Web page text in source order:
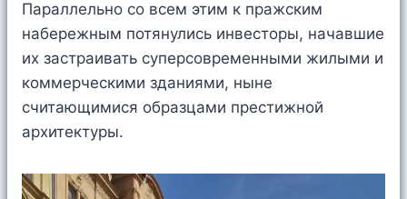
Параллельно со всем этим к пражским
набережным потянулись инвесторы, начавшие
их застраивать суперсовременными жилыми и
коммерческими зданиями, ныне
считающимися образцами престижной
архитектуры.